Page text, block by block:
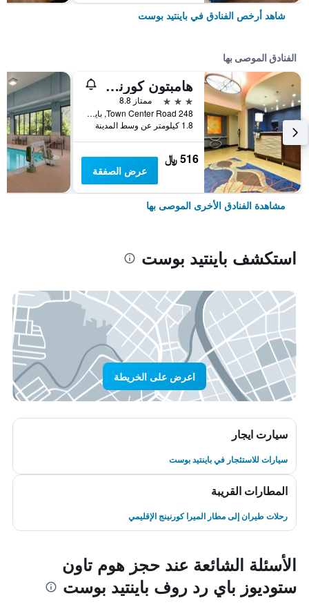
شاهد أرخص الفنادق في باينتيد بوست
الفنادق الموصى بها
هامبتون كورنينج / بينتيد بوست
3 نجوم
ممتاز 8.8
248 Town Center Road, باينتيد بوست, NY, الولايات المتحدة الأميريكية
1.8 كيلومتر عن وسط المدينة
516 ﷼
عرض الصفقة
مشاهدة الفنادق الأخرى الموصى بها
استكشف باينتيد بوست
اعرض على الخريطة
سيارت ايجار
سيارات للاستئجار في باينتيد بوست
المطارات القريبة
رحلات طيران إلى مطار الميرا كورنينج الإقليمي
الأسئلة الشائعة عند حجز هوم تاون
ستوديوز باي رد روف باينتيد بوست